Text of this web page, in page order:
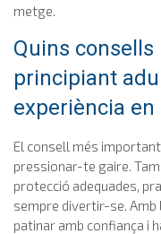
metge.
Quins
principiant
experiència en
El consell més
pressionar-te gaire.
protecció adequades,
sempre divertir-se. Amb
patinar amb confiança i